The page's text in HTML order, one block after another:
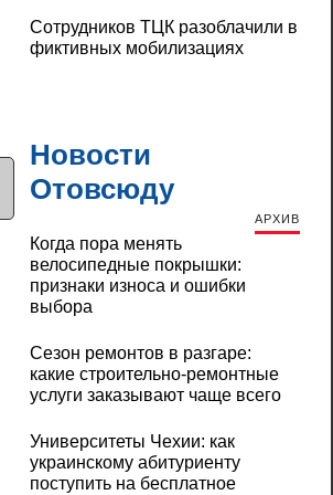
Сотрудников ТЦК разоблачили в
фиктивных мобилизациях
Новости
Отовсюду
АРХИВ
Когда пора менять
велосипедные покрышки:
признаки износа и ошибки
выбора
Сезон ремонтов в разгаре:
какие строительно-ремонтные
услуги заказывают чаще всего
Университеты Чехии: как
украинскому абитуриенту
поступить на бесплатное